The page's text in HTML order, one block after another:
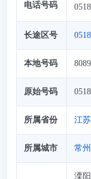
电话号码
长途区号 0518
本地号码
原始号码
所属省份 江
所属城市 常
溧